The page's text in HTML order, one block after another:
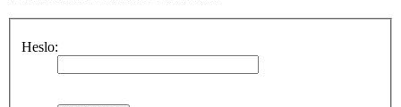
Heslo: